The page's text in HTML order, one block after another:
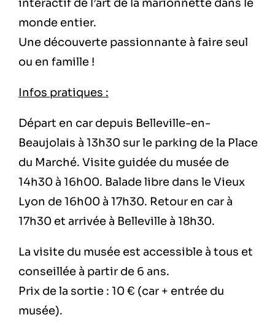
interactif de l’art de la marionnette dans le
monde entier.
Une découverte passionnante à faire seul
ou en famille !
Infos pratiques :
Départ en car depuis Belleville-en-
Beaujolais à 13h30 sur le parking de la Place
du Marché. Visite guidée du musée de
14h30 à 16h00. Balade libre dans le Vieux
Lyon de 16h00 à 17h30. Retour en car à
17h30 et arrivée à Belleville à 18h30.
La visite du musée est accessible à tous et
conseillée à partir de 6 ans.
Prix de la sortie : 10 € (car + entrée du
musée).